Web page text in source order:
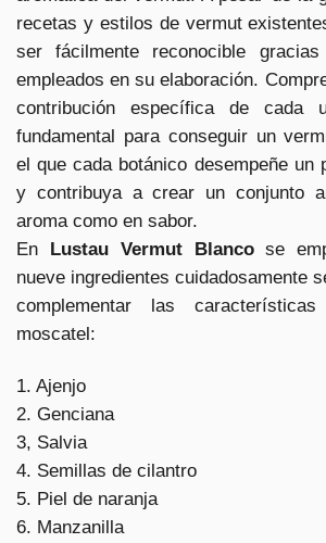
recetas y estilos de vermut
ser fácilmente reconocible
empleados en su elaboración.
contribución específica de cada
fundamental para conseguir un
el que cada botánico desempeñe un
y contribuya a crear un conjunto
aroma como en sabor.
En Lustau Vermut Blancose
nueve ingredientes cuidadosamente
complementar las
moscatel:
1. Ajenjo
2. Genciana
3, Salvia
4. Semillas de cilantro
5. Piel de naranja
6. Manzanilla